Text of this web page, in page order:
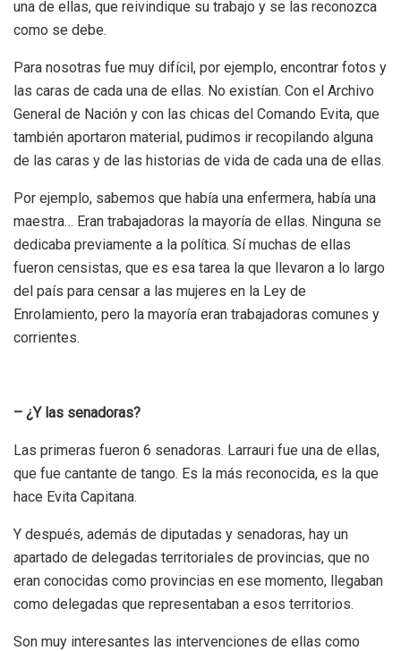
una de ellas, que reivindique su trabajo y se las reconozca
como se debe.
Para nosotras fue muy difícil, por ejemplo, encontrar fotos y
las caras de cada una de ellas. No existían. Con el Archivo
General de Nación y con las chicas del Comando Evita, que
también aportaron material, pudimos ir recopilando alguna
de las caras y de las historias de vida de cada una de ellas.
Por ejemplo, sabemos que había una enfermera, había una
maestra… Eran trabajadoras la mayoría de ellas. Ninguna se
dedicaba previamente a la política. Sí muchas de ellas
fueron censistas, que es esa tarea la que llevaron a lo largo
del país para censar a las mujeres en la Ley de
Enrolamiento, pero la mayoría eran trabajadoras comunes y
corrientes.
– ¿Y las senadoras?
Las primeras fueron 6 senadoras. Larrauri fue una de ellas,
que fue cantante de tango. Es la más reconocida, es la que
hace Evita Capitana.
Y después, además de diputadas y senadoras, hay un
apartado de delegadas territoriales de provincias, que no
eran conocidas como provincias en ese momento, llegaban
como delegadas que representaban a esos territorios.
Son muy interesantes las intervenciones de ellas como